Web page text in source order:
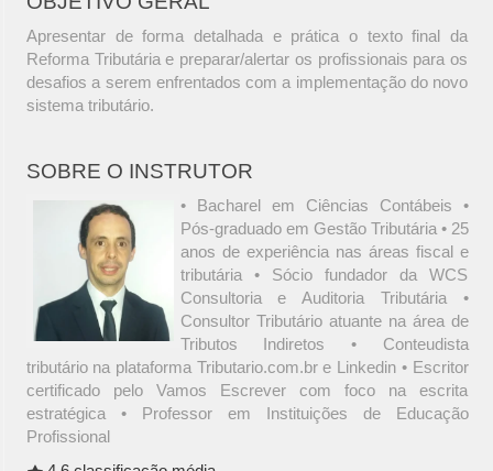
Apresentar de forma detalhada e prática o texto final da
Reforma Tributária e preparar/alertar os profissionais para os
desafios a serem enfrentados com a implementação do novo
sistema tributário.
SOBRE O INSTRUTOR
• Bacharel em Ciências Contábeis •
Pós-graduado em Gestão Tributária • 25
anos de experiência nas áreas fiscal e
tributária • Sócio fundador da WCS
Consultoria e Auditoria Tributária •
Consultor Tributário atuante na área de
Tributos Indiretos • Conteudista
tributário na plataforma Tributario.com.br e Linkedin • Escritor
certificado pelo Vamos Escrever com foco na escrita
estratégica • Professor em Instituições de Educação
Profissional